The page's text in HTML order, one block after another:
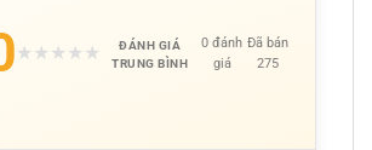
★ ★ ★ ★ ★
ĐÁNH GIÁ
TRUNG BÌNH
0 đánh
giá
Đã bán
275